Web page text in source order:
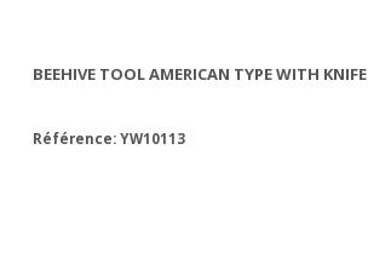
BEEHIVE TOOL AMERICAN TYPE WITH KNIFE
Référence: YW10113